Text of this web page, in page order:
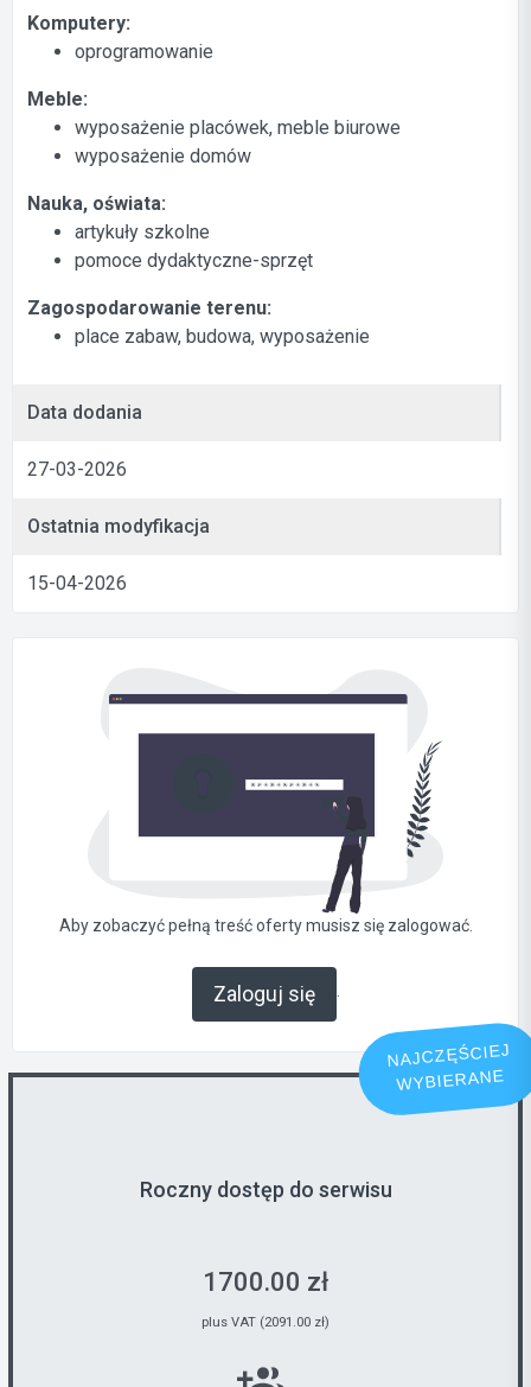
Komputery:
oprogramowanie
Meble:
wyposażenie placówek, meble biurowe
wyposażenie domów
Nauka, oświata:
artykuły szkolne
pomoce dydaktyczne-sprzęt
Zagospodarowanie terenu:
place zabaw, budowa, wyposażenie
Data dodania
27-03-2026
Ostatnia modyfikacja
15-04-2026
Aby zobaczyć pełną treść oferty musisz się zalogować.
Zaloguj się .
NAJCZĘŚCIEJ
WYBIERANE
Roczny dostęp do serwisu
1700.00 zł
plus VAT (2091.00 zł)